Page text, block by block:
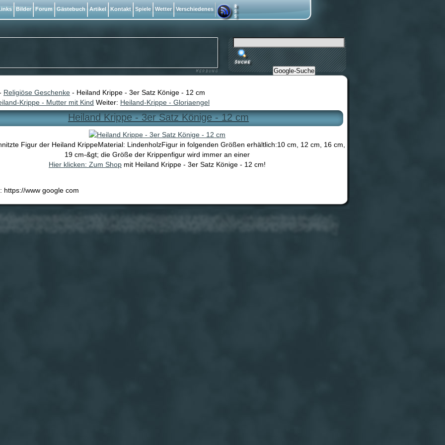
Religiöse Geschenke - Heiland Krippe - 3er Satz Könige - 12 cm
Krippe - Mutter mit Kind Weiter: Heiland-Krippe - Gloriaengel
Heiland Krippe - 3er Satz Könige - 12 cm
Figur der Heiland KrippeMaterial: LindenholzFigur in folgenden Größen erhältlich:10 cm, 12 cm, 16 cm,
19 cm-&gt; die Größe der Krippenfigur wird immer an einer
Hier klicken: Zum Shop mit Heiland Krippe - 3er Satz Könige - 12 cm!
https://www google com
Bilder Forum Gästebuch Artikel Kontakt Spiele Wetter Verschiedenes
Google-Suche